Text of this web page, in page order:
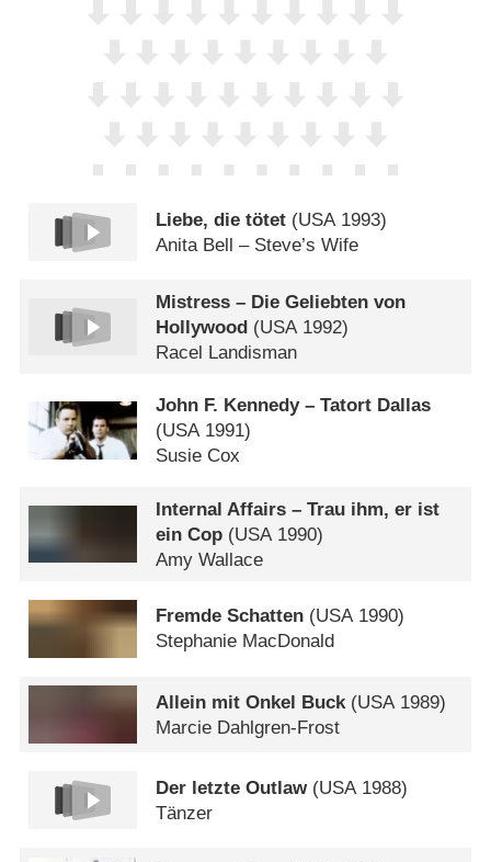
Liebe, die tötet (USA 1993)
Anita Bell – Steve’s Wife
Mistress – Die Geliebten von
Hollywood (USA 1992)
Racel Landisman
John F. Kennedy – Tatort Dallas
(USA1991)
Susie Cox
Internal Affairs – Trau ihm, er ist
ein Cop (USA 1990)
Amy Wallace
Fremde Schatten (USA1990)
Stephanie MacDonald
Allein mit Onkel Buck (USA 1989)
Marcie Dahlgren-Frost
Der letzte Outlaw(USA1988)
Tänzer